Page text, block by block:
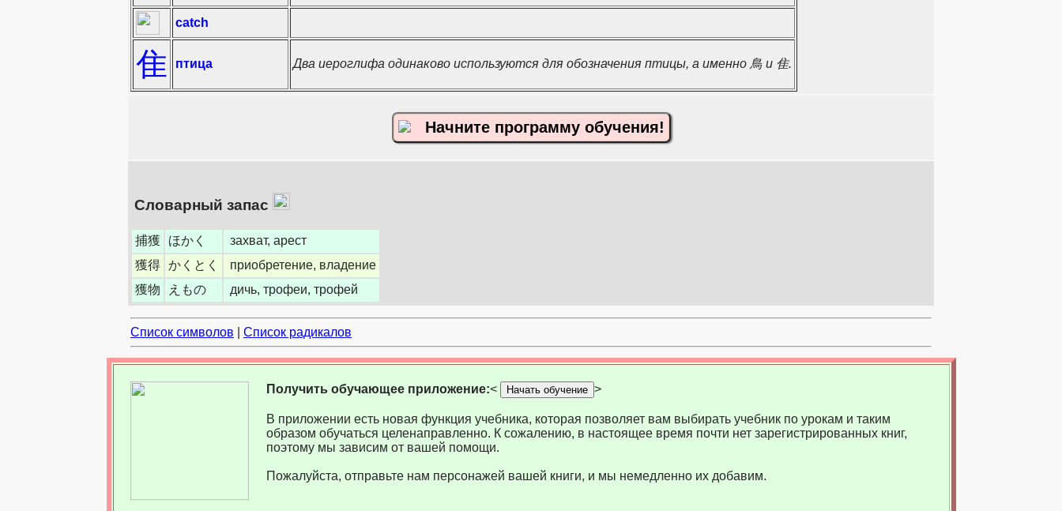
catch
隹 птица Два иероглифа одинаково используются для обозначения птицы, а именно 鳥 и 隹.
Начните программу обучения!
Словарный запас
捕獲 ほかく
захват, арест
獲得 かくとく
приобретение, владение
獲物
えもの дичь, трофеи, трофей
Список символов Список радикалов
Получить обучающее приложение:< Начать обучение >
В приложении есть новая функция учебника, которая позволяет вам выбирать учебник по урокам и таким
образом обучаться целенаправленно. К сожалению, в настоящее время почти нет зарегистрированных книг,
поэтому мы зависим от вашей помощи.
Пожалуйста, отправьте нам персонажей вашей книги, и мы немедленно их добавим.